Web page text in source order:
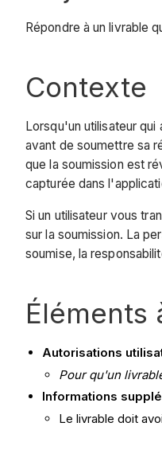
Répondre à un livrable
Contexte
Lorsqu'un utilisateur
avant de soumettre sa
que la soumission est
capturée dans
Si un utilisateur vous
sur la soumission. La
soumise, la
Éléments
Autorisations
Pour qu'un
Informations
Le livrable doit